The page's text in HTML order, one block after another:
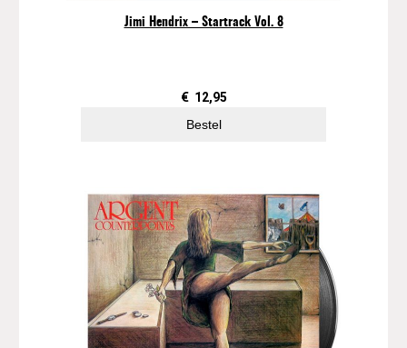
Jimi Hendrix – Startrack Vol. 8
€ 12,95
Bestel